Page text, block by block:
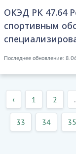
ОКЭД РК 47.64
спортивным
Последнее обновление:
‹ 1 2
33 34 35